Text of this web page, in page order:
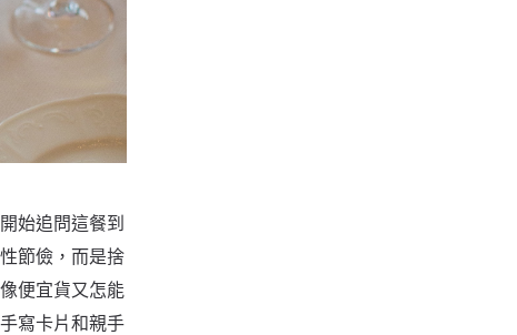
始追問這餐到
節儉，而是捨
便宜貨又怎能
寫卡片和親手